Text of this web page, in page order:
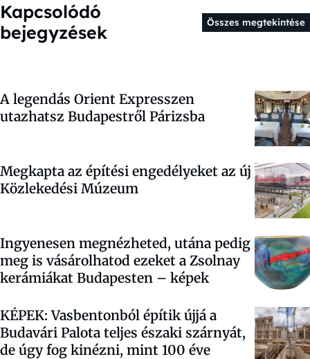
Kapcsolódó
bejegyzések
Összes megtekintése
A legendás Orient Expresszen
utazhatsz Budapestről Párizsba
Megkapta az építési engedélyeket az új
Közlekedési Múzeum
Ingyenesen megnézheted, utána pedig
meg is vásárolhatod ezeket a Zsolnay
kerámiákat Budapesten – képek
KÉPEK: Vasbentonból építik újjá a
Budavári Palota teljes északi szárnyát,
de úgy fog kinézni, mint 100 éve